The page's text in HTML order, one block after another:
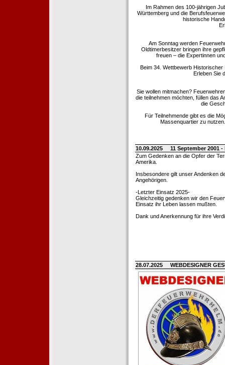
Im Rahmen des 100-jährigen
Württemberg und die
historische
Am Sonntag werden
Oldtimerbesitzer bringen ihre
freuen – die Expertinnen
Beim 34. Wettbewerb
Erleben Sie
Sie wollen mitmachen?
die teilnehmen möchten, füllen das
die
Für Teilnehmende gibt es die
Massenquartier zu
10.09.2025
11 September 2001
Zum Gedenken an die Opfer der
Amerika.
Insbesondere gilt unser Andenken
Angehörigen.
-Letzter Einsatz 2025-
Gleichzeitig gedenken wir den
Einsatz ihr Leben lassen mußten.
Dank und Anerkennung für ihre
28.07.2025 WEBDESIGNER